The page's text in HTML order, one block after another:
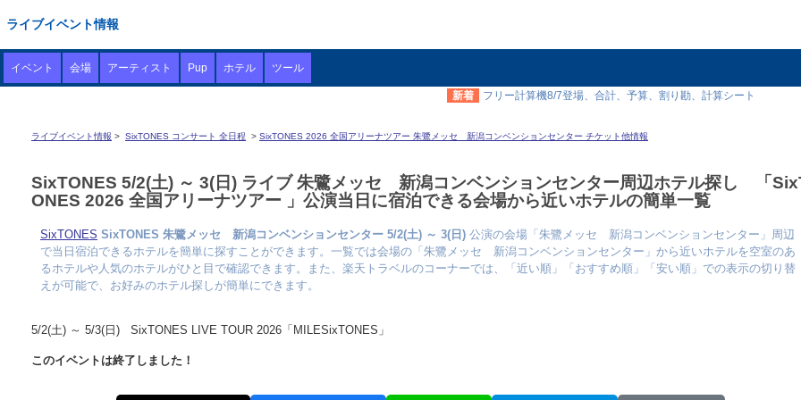
ライブイベント情報
イベント 会場 アーティスト Pup ホテル ツール
新着 フリー計算機8/7登場、合計、予算、割り勘、計算シート
ライブイベント情報 > SixTONES コンサート 全日程 > SixTONES 2026 全国アリーナツアー 朱鷺メッセ 新潟コンベンションセンター チケット他情報
SixTONES 5/2(土) ～ 3(日) ライブ 朱鷺メッセ 新潟コンベンションセンター周辺ホテル探し 「
ONES 2026 全国アリーナツアー 」公演当日に宿泊できる会場から近いホテルの簡単一覧
SixTONES SixTONES 朱鷺メッセ 新潟コンベンションセンター 5/2(土) ～ 3(日) 公演の会場「朱鷺メッセ 新潟コンベンションセンター」周辺
で当日宿泊できるホテルを簡単に探すことができます。一覧では会場の「朱鷺メッセ 新潟コンベンションセンター」から近いホテルを空室のあ
るホテルや人気のホテルがひと目で確認できます。また、楽天トラベルのコーナーでは、「近い順」「おすすめ順」「安い順」での表示の切り替
えが可能で、お好みのホテル探しが簡単にできます。
5/2(土) ～ 5/3(日) SixTONES LIVE TOUR 2026「MILESixTONES」
このイベントは終了しました！